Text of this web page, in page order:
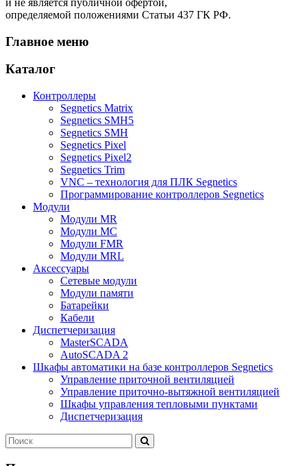
определяемой положениями Статьи 437 ГК РФ.
Главное меню
Каталог
Контроллеры
Segnetics Matrix
Segnetics SMH5
Segnetics SMH
Segnetics Pixel
Segnetics Pixel2
Segnetics Trim
VNC – технология для ПЛК Segnetics
Программирование контроллеров Segnetics
Модули
Модули MR
Модули MC
Модули FMR
Модули MRL
Аксеcсуары
Сетевые модули
Модули памяти
Батарейки
Кабели
Диспетчеризация
MasterSCADA
AutoSCADA 2
Шкафы автоматики на базе контроллеров Segnetics
Управление приточной вентиляцией
Управление приточно-вытяжной вентиляцией
Шкафы управления тепловыми пунктами
Диспетчеризация